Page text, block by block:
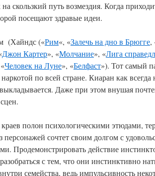
на скользкий путь возмездия. Когда
посещают здравые идеи.
(Хайндс («Рим«, «Залечь на дно в Брюгге,
Джон Картер», «Молчание», «Лига
Человек на Луне», «Белфаст»). Тот самый
по всей стране. Киаран как
Даже при этом внушая
полон психологическими этюдами,
сочтет своим долгом с
Продемонстрировать действие
с тем, что они инстинктивно
семейства, ведь импульсивность